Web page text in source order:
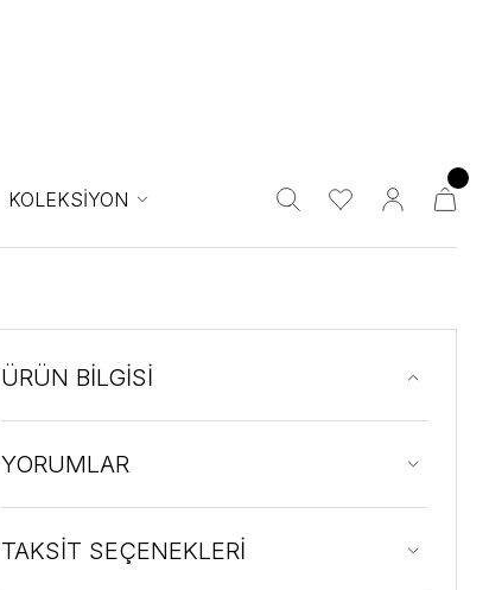
KOLEKSİYON
ÜRÜN BİLGİSİ
YORUMLAR
TAKSİT SEÇENEKLERİ